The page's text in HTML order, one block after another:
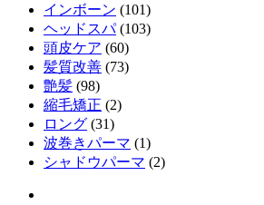
インボーン (101)
ヘッドスパ(103)
頭皮ケア (60)
髪質改善 (73)
艶髪 (98)
縮毛矯正 (2)
ロング (31)
波巻きパーマ (1)
シャドウパーマ (2)